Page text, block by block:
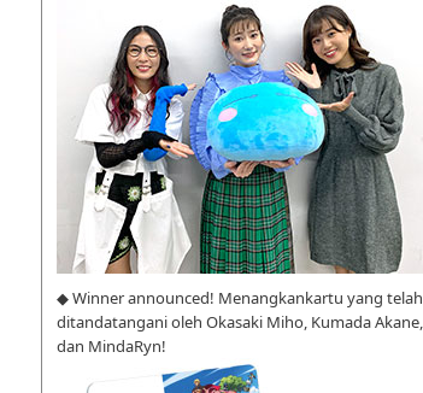
◆ Winner announced! Menangkankartu yang telah
ditandatangani oleh Okasaki Miho, Kumada Akane,
dan MindaRyn!